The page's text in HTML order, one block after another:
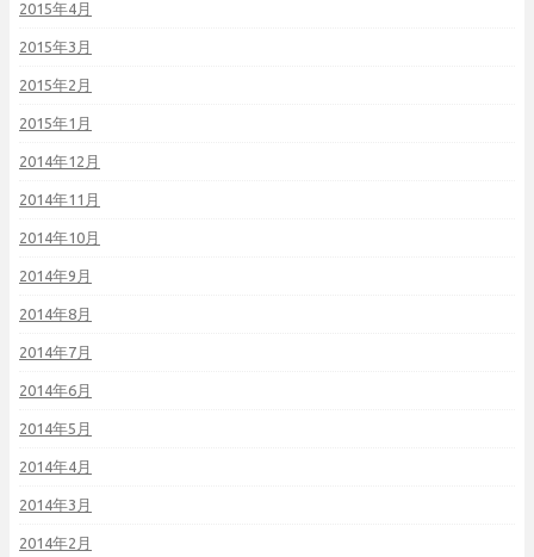
2015年4月
2015年3月
2015年2月
2015年1月
2014年12月
2014年11月
2014年10月
2014年9月
2014年8月
2014年7月
2014年6月
2014年5月
2014年4月
2014年3月
2014年2月